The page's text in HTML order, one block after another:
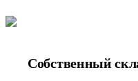
Собственный